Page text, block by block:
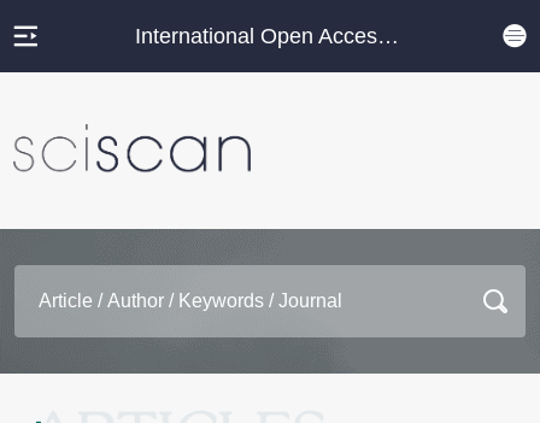
International Open Access Journal Platform